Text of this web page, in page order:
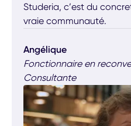
Studeria, c’est du
vraie communauté.
Angélique
Fonctionnaire en
Consultante